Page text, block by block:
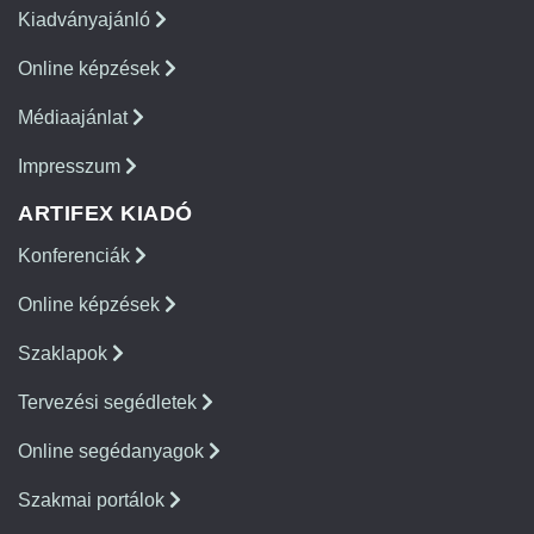
Kiadványajánló
Online képzések
Médiaajánlat
Impresszum
ARTIFEX KIADÓ
Konferenciák
Online képzések
Szaklapok
Tervezési segédletek
Online segédanyagok
Szakmai portálok